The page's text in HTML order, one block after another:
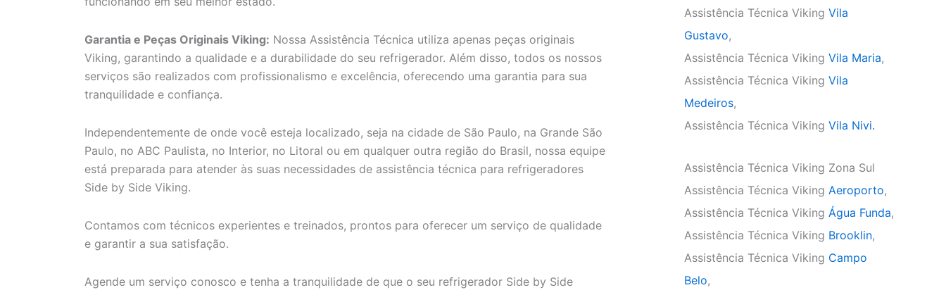
Garantia e Peças Originais Viking: Nossa Assistência Técnica utiliza apenas peças originais
Viking, garantindo a qualidade e a durabilidade do seu refrigerador. Além disso, todos os nossos
serviços são realizados com profissionalismo e excelência, oferecendo uma garantia para sua
tranquilidade e confiança.
Independentemente de onde você esteja localizado, seja na cidade de São Paulo, na Grande São
Paulo, no ABC Paulista, no Interior, no Litoral ou em qualquer outra região do Brasil, nossa equipe
está preparada para atender às suas necessidades de assistência técnica para refrigeradores
Side by Side Viking.
Contamos com técnicos experientes e treinados, prontos para oferecer um serviço de qualidade
e garantir a sua satisfação.
Agende um serviço conosco e tenha a tranquilidade de que o seu refrigerador Side by Side
Assistência Técnica Viking Vila
Gustavo,
Assistência Técnica Viking Vila Maria,
Assistência Técnica Viking Vila
Medeiros,
Assistência Técnica Viking Vila Nivi.
Assistência Técnica Viking Zona Sul
Assistência Técnica Viking Aeroporto,
Assistência Técnica Viking Água Funda,
Assistência Técnica Viking Brooklin,
Assistência Técnica Viking Campo
Belo,